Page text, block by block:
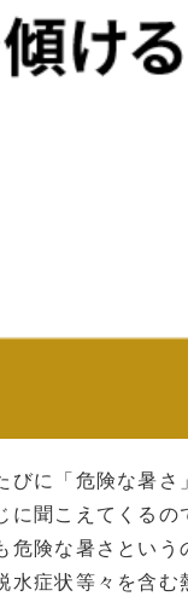
びに「危険な暑
に聞こえてくる
険な暑さとい
症状等々を含